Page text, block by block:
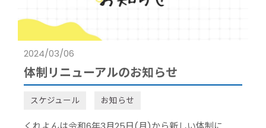
2024/03/06
体制リニューアルのお知らせ
スケジュール お知らせ